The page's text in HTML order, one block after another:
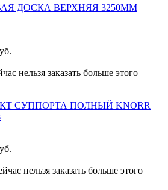
ДОСКА ВЕРХНЯЯ 3250ММ
нельзя заказать больше этого
СУППОРТА ПОЛНЫЙ KNORR
нельзя заказать больше этого